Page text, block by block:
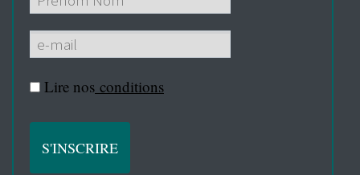
Lire nos conditions